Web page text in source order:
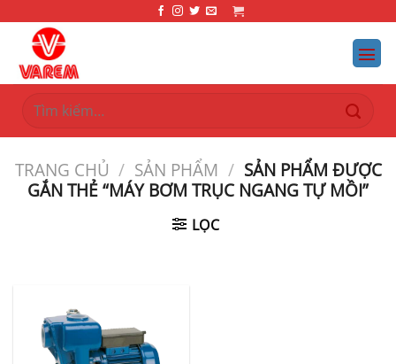
dung
Tìm
kiếm:
TRANG CHỦ / SẢN PHẨM / SẢN PHẨM ĐƯỢC
GẮN THẺ “MÁY BƠM TRỤC NGANG TỰ MỒI”
LỌC